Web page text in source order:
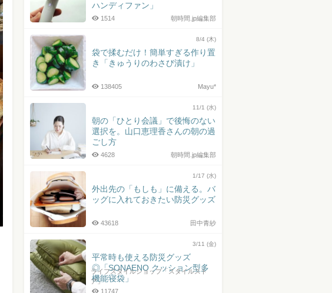
ハンディファン」
朝時間.jp編集部
1514
8/4 (木)
袋で揉むだけ！簡単すぎる作り置
き「きゅうりのわさび漬け」
Mayu*
138405
11/1 (水)
朝の「ひとり会議」で後悔のない
選択を。山口恵理香さんの朝の過
ごし方
朝時間.jp編集部
4628
1/17 (水)
外出先の「もしも」に備える。バ
ッグに入れておきたい防災グッズ
田中青紗
43618
3/11 (金)
平常時も使える防災グッズ
◎「SONAENO クッション型多
機能寝袋」
ライフスタイルショップ「スタイルスト
ア」
11747